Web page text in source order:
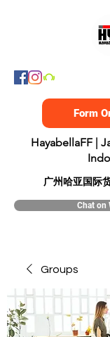
Form
HayabellaFF |
广州哈亚国际
Chat on
Groups